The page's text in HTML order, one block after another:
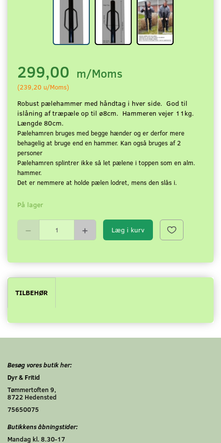
299,00 m/Moms
(239,20 u/Moms)
Robust pælehammer med håndtag i hver side. God til
islåning af træpæle op til ø8cm. Hammeren vejer 11kg.
Længde 80cm.
Pælehamren bruges med begge hænder og er derfor mere
behagelig at bruge end en hammer. Kan også bruges af 2
personer
Pælehamren splintrer ikke så let pælene i toppen som en alm.
hammer.
Det er nemmere at holde pælen lodret, mens den slås i.
På lager
Læg i kurv
TILBEHØR
Besøg vores butik her:
Dyr & Fritid
Tømmertoften 9,
8722 Hedensted
75650075
Butikkens åbningstider:
Mandag kl. 8.30-17